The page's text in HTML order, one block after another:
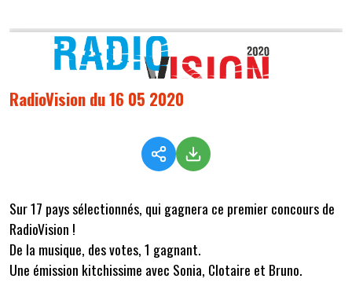
RadioVision du 16 05 2020
Sur 17 pays sélectionnés, qui gagnera ce premier concours de
RadioVision !
De la musique, des votes, 1 gagnant.
Une émission kitchissime avec Sonia, Clotaire et Bruno.